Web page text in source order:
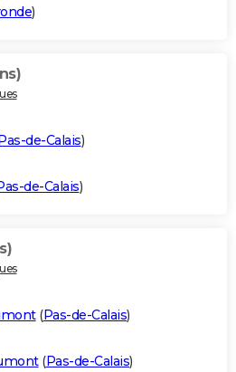
)
de-Calais)
de-Calais)
(Pas-de-Calais)
(Pas-de-Calais)